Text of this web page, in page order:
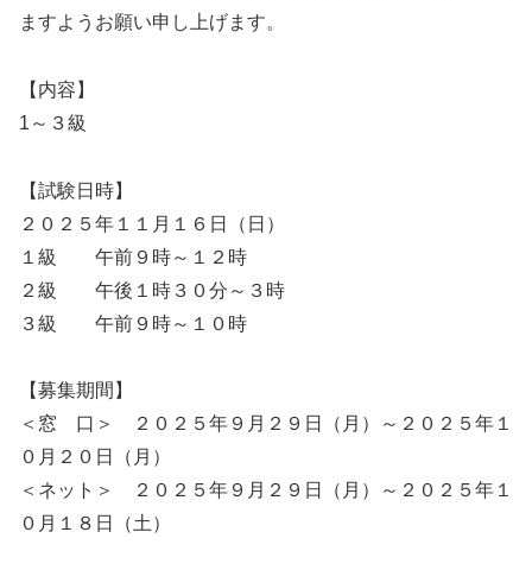
ますようお願い申し上げます。
【内容】
1～３級
【試験日時】
２０２５年１１月１６日（日）
１級 午前９時～１２時
２級 午後１時３０分～３時
３級 午前９時～１０時
【募集期間】
＜窓 口＞ ２０２５年９月２９日（月）～２０２５年１
０月２０日（月）
＜ネット＞ ２０２５年９月２９日（月）～２０２５年１
０月１８日（土）